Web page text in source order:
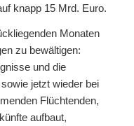
knapp 15 Mrd. Euro.
Monaten
zu bewältigen:
und die
jetzt wieder bei
Flüchtenden,
aufbaut,